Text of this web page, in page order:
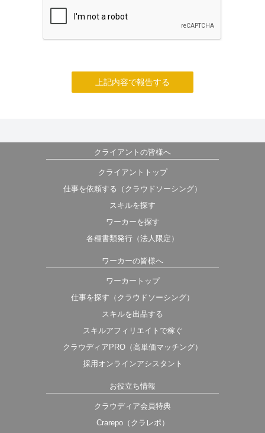
上記内容で報告する
クライアントの皆様へ
クライアントトップ
仕事を依頼する（クラウドソーシング）
スキルを探す
ワーカーを探す
各種書類発行（法人限定）
ワーカーの皆様へ
ワーカートップ
仕事を探す（クラウドソーシング）
スキルを出品する
スキルアフィリエイトで稼ぐ
クラウディアPRO（高単価マッチング）
採用オンラインアシスタント
お役立ち情報
クラウディア会員特典
Crarepo（クラレポ）